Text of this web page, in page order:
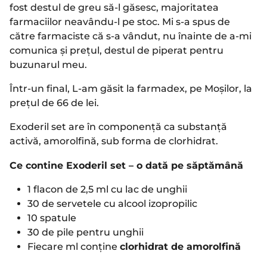
fost destul de greu să-l găsesc, majoritatea
farmaciilor neavându-l pe stoc. Mi s-a spus de
către farmaciste că s-a vândut, nu înainte de a-mi
comunica și prețul, destul de piperat pentru
buzunarul meu.
Într-un final, L-am găsit la farmadex, pe Moșilor, la
prețul de 66 de lei.
Exoderil set are în componență ca substanță
activă, amorolfină, sub forma de clorhidrat.
Ce contine Exoderil set – o dată pe săptămână
1 flacon de 2,5 ml cu lac de unghii
30 de servetele cu alcool izopropilic
10 spatule
30 de pile pentru unghii
Fiecare ml conține clorhidrat de amorolfină